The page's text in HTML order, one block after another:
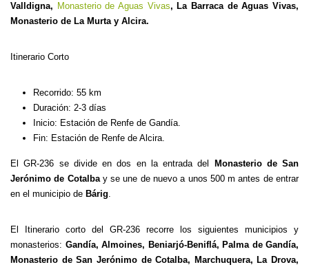
Valldigna, Monasterio de Aguas Vivas, La Barraca de Aguas Vivas,
Monasterio de La Murta y Alcira.
Itinerario Corto
Recorrido: 55 km
Duración: 2-3 días
Inicio: Estación de Renfe de Gandía.
Fin: Estación de Renfe de Alcira.
El GR-236 se divide en dos en la entrada del
Monasterio de San
Jerónimo de Cotalbay se une de nuevo a unos 500 m antes de entrar
en el municipio de Bárig.
El Itinerario corto del GR-236 recorre los siguientes municipios y
monasterios: Gandía, Almoines, Beniarjó-Beniflá, Palma de Gandía,
Monasterio de San Jerónimo de Cotalba, Marchuquera, La Drova,